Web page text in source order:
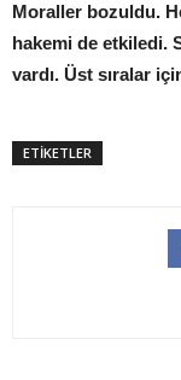
Moraller bozuldu.
hakemi de etkiledi.
vardı. Üst sıralar
ETİKETLER